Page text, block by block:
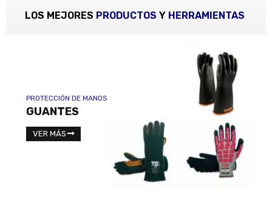
LOS MEJORES PRODUCTOS Y HERRAMIENTAS
PROTECCIÓN DE MANOS
GUANTES
VER MÁS